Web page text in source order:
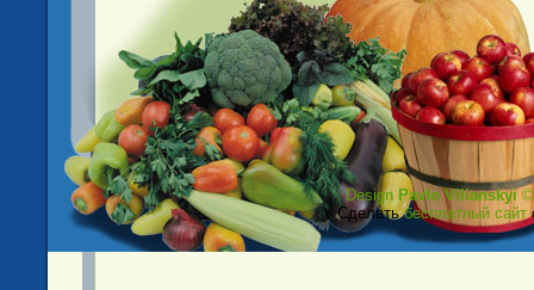
Design Pavlo Vilianskyi©
Сделатьбесплатный сайт